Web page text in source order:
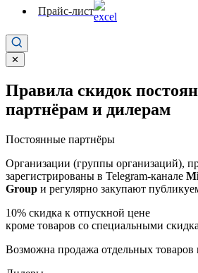
Прайс-лист
✕
Правила скидок
партнёрам и дилерам
Постоянные партнёры
Организации (группы организаций),
зарегистрированы в Telegram-канале
Group и регулярно закупают
10% скидка к отпускной цене
кроме товаров со специальными
Возможна продажа отдельных